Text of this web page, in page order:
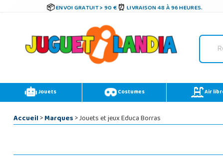
ENVOI GRATUIT > 90 € LIVRAISON 48 À 96 HEURES.
Jouets Costumes Air
Accueil>Marques> Jouets et jeux Educa Borras